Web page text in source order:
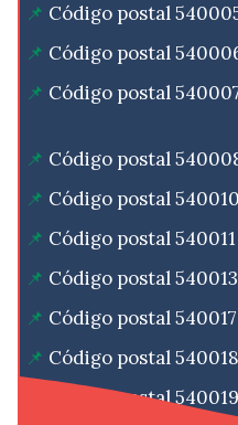
Código postal
Código postal
Código postal
Código postal
Código postal 540010
Código postal 540011
Código postal 540013
Código postal 540017
Código postal 540018
Código postal 540019